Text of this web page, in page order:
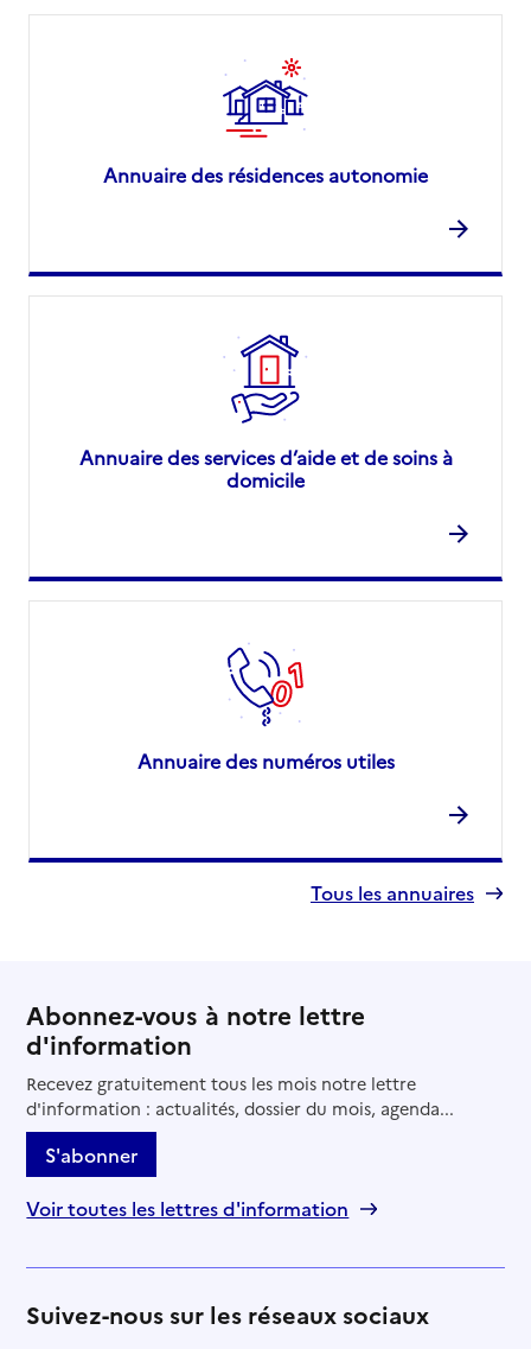
Annuaire des résidences autonomie
Annuaire des services d’aide et de soins à
domicile
Annuaire des numéros utiles
Tous les annuaires
Abonnez-vous à notre lettre
d'information
Recevez gratuitement tous les mois notre lettre
d'information : actualités, dossier du mois, agenda...
S'abonner
Voir toutes les lettres d'information
Suivez-nous sur les réseaux sociaux